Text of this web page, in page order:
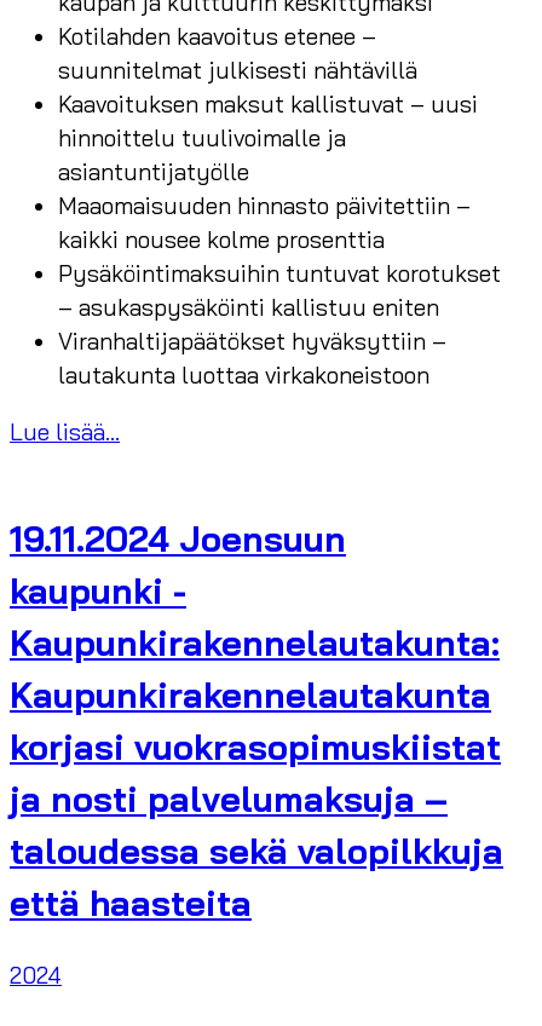
Kotilahden kaavoitus etenee –
suunnitelmat julkisesti nähtävillä
Kaavoituksen maksut kallistuvat – uusi
hinnoittelu tuulivoimalle ja
asiantuntijatyölle
Maaomaisuuden hinnasto päivitettiin –
kaikki nousee kolme prosenttia
Pysäköintimaksuihin tuntuvat korotukset
– asukaspysäköinti kallistuu eniten
Viranhaltijapäätökset hyväksyttiin –
lautakunta luottaa virkakoneistoon
Lue lisää...
19.11.2024 Joensuun
kaupunki -
Kaupunkirakennelautakunta:
Kaupunkirakennelautakunta
korjasi vuokrasopimuskiistat
ja nosti palvelumaksuja –
taloudessa sekä valopilkkuja
että haasteita
2024